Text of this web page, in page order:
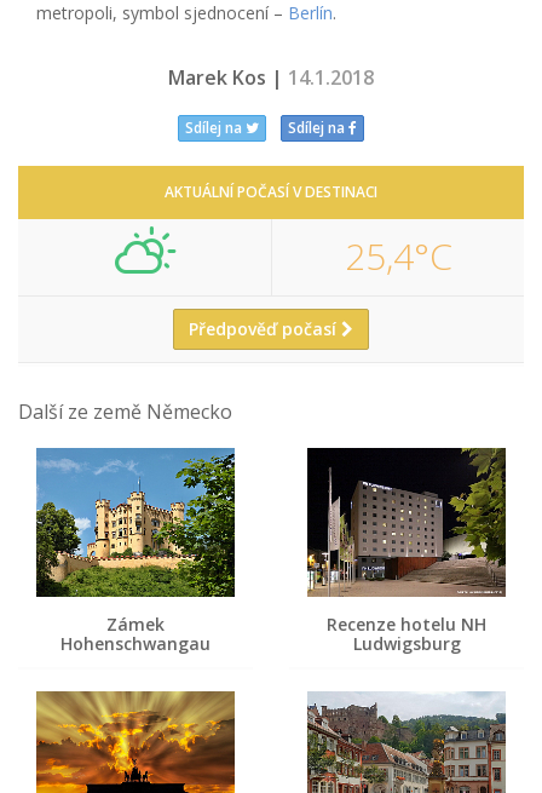
metropoli, symbol sjednocení – Berlín.
Marek Kos | 14.1.2018
Sdílej na Sdílej na
AKTUÁLNÍ POČASÍ V DESTINACI
25,4°C
Předpověď počasí
Další ze země Německo
Zámek
Hohenschwangau
Recenze hotelu NH
Ludwigsburg